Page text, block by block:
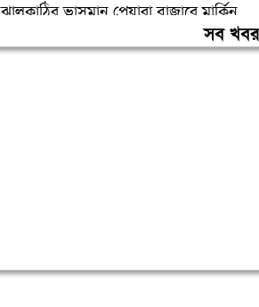
ঝালকাঠির ভাসমান পেয়ারা বাজারে মার্কিন
সব